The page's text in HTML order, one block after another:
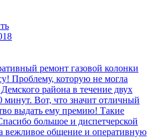
ремонт газовой колонки
Проблему, которую не могла
района в течение двух
минут. Вот, что значит отличный
выдать ему премию! Такие
большое и диспетчерской
вежливое общение и оперативную